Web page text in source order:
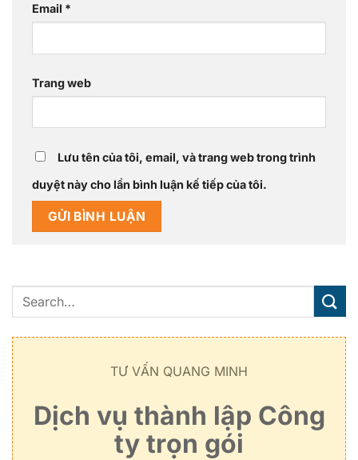
Email *
Trang web
Lưu tên của tôi, email, và trang web trong trình
duyệt này cho lần bình luận kế tiếp của tôi.
TƯ VẤN QUANG MINH
Dịch vụ thành lập Công
ty trọn gói